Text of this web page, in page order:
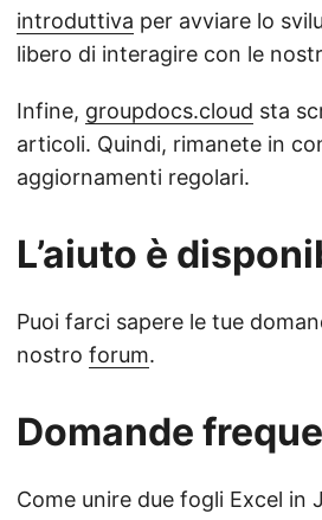
introduttiva per avviare lo
libero di interagire con le
Infine, groupdocs.cloud sta
articoli. Quindi, rimanete in
aggiornamenti regolari.
L’aiuto è
Puoi farci sapere le tue
nostro forum.
Domande
Come unire due fogli Excel in